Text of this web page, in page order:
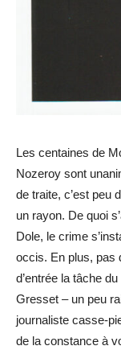
Les centaines de
Nozeroy sont
de traite, c’est peu
un rayon. De quoi
Dole, le crime
occis. En plus, pas
d’entrée la tâche
Gresset – un peu
journaliste casse-
de la constance à